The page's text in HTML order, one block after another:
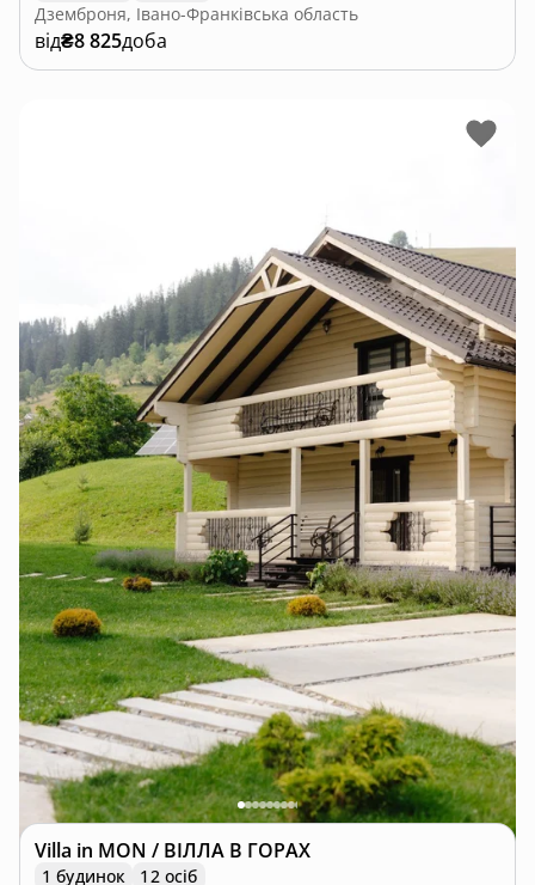
Дземброня, Івано-Франківська область
від₴8 825доба
Villa in MON / ВІЛЛА В ГОРАХ
1 будинок
12 осіб